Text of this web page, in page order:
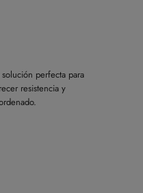
perfecta para
resistencia y